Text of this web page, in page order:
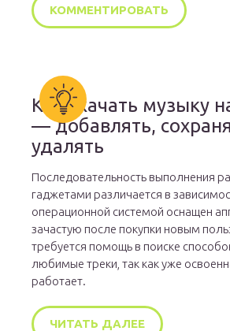
Как скачать музыку
— добавлять,
удалять
Последовательность выполнения
гаджетами различается в
операционной системой оснащен
зачастую после покупки новым
требуется помощь в поиске
любимые треки, так как уже
работает.
ЧИТАТЬ ДАЛЕЕ